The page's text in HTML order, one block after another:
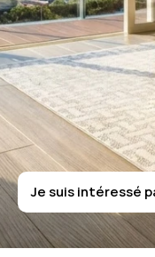
Larvotto
HOUSE
Je suis intéressé